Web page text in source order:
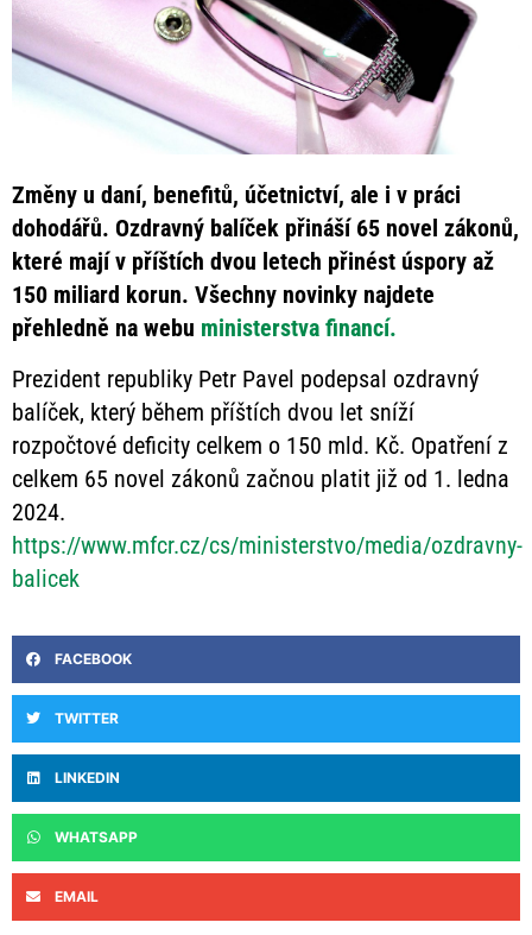
Změny u daní, benefitů, účetnictví, ale i v práci
dohodářů. Ozdravný balíček přináší 65 novel zákonů,
které mají v příštích dvou letech přinést úspory až
150 miliard korun. Všechny novinky najdete
přehledně na webu ministerstva financí.
Prezident republiky Petr Pavel podepsal ozdravný
balíček, který během příštích dvou let sníží
rozpočtové deficity celkem o 150 mld. Kč. Opatření z
celkem 65 novel zákonů začnou platit již od 1. ledna
2024.
https://www.mfcr.cz/cs/ministerstvo/media/ozdravny-
balicek
FACEBOOK
TWITTER
LINKEDIN
WHATSAPP
EMAIL